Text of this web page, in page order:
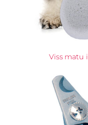
Viss matu